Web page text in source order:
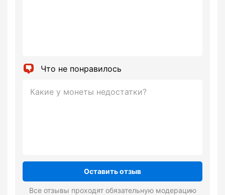
Что не понравилось
Оставить отзыв
Все отзывы проходят обязательную модерацию